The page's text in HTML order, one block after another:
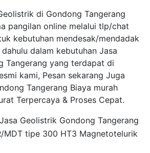
di Gondong Tangerang
pangilan online melalui tlp/chat
kebutuhan mendesak/mendadak
dalam kebutuhan Jasa
Tangerang yang terdapat di
kami, Pesan sekarang Juga
Tangerang Biaya murah
Terpercaya & Proses Cepat.
Geolistrik Gondong Tangerang
MDT tipe 300 HT3 Magnetotelurik